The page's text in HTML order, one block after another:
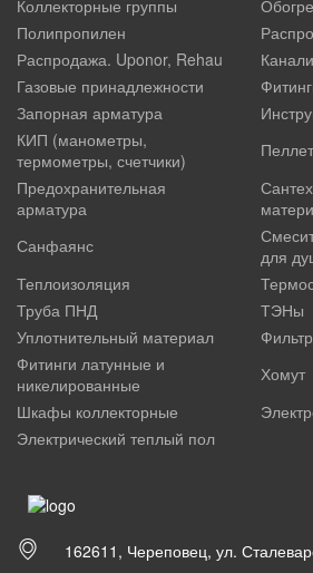
Коллекторные группы
Полипропилен
Распродажа. Uponor, Rehau
Газовые принадлежности
Запорная арматура
КИП (манометры,
термометры, счетчики)
Предохранительная
арматура
Санфаянс
для
Теплоизоляция
Труба ПНД
ТЭНы
Уплотнительный материал
Фитинги латунные и
никелированные
Хомут
Шкафы коллекторные
Электрический теплый пол
162611, Череповец, ул.